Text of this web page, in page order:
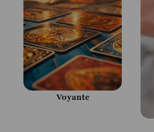
Voyante